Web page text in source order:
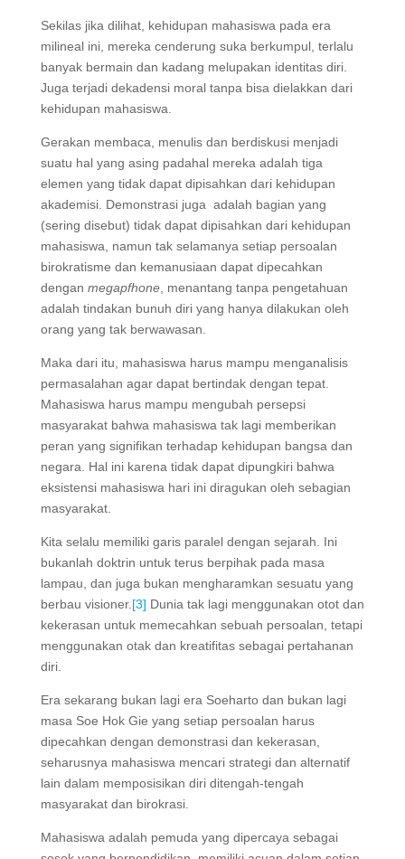
Sekilas jika dilihat, kehidupan mahasiswa pada era
milineal ini, mereka cenderung suka berkumpul, terlalu
banyak bermain dan kadang melupakan identitas diri.
Juga terjadi dekadensi moral tanpa bisa dielakkan dari
kehidupan mahasiswa.
Gerakan membaca, menulis dan berdiskusi menjadi
suatu hal yang asing padahal mereka adalah tiga
elemen yang tidak dapat dipisahkan dari kehidupan
akademisi. Demonstrasi juga adalah bagian yang
(sering disebut) tidak dapat dipisahkan dari kehidupan
mahasiswa, namun tak selamanya setiap persoalan
birokratisme dan kemanusiaan dapat dipecahkan
dengan megapfhone, menantang tanpa pengetahuan
adalah tindakan bunuh diri yang hanya dilakukan oleh
orang yang tak berwawasan.
Maka dari itu, mahasiswa harus mampu menganalisis
permasalahan agar dapat bertindak dengan tepat.
Mahasiswa harus mampu mengubah persepsi
masyarakat bahwa mahasiswa tak lagi memberikan
peran yang signifikan terhadap kehidupan bangsa dan
negara. Hal ini karena tidak dapat dipungkiri bahwa
eksistensi mahasiswa hari ini diragukan oleh sebagian
masyarakat.
Kita selalu memiliki garis paralel dengan sejarah. Ini
bukanlah doktrin untuk terus berpihak pada masa
lampau, dan juga bukan mengharamkan sesuatu yang
berbau visioner. [3] Dunia tak lagi menggunakan otot dan
kekerasan untuk memecahkan sebuah persoalan, tetapi
menggunakan otak dan kreatifitas sebagai pertahanan
diri.
Era sekarang bukan lagi era Soeharto dan bukan lagi
masa Soe Hok Gie yang setiap persoalan harus
dipecahkan dengan demonstrasi dan kekerasan,
seharusnya mahasiswa mencari strategi dan alternatif
lain dalam memposisikan diri ditengah-tengah
masyarakat dan birokrasi.
Mahasiswa adalah pemuda yang dipercaya sebagai